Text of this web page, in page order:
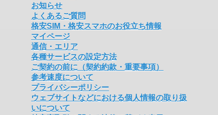
お知らせ
よくあるご質問
格安SIM・格安スマホのお役立ち情報
マイページ
通信・エリア
各種サービスの設定方法
ご契約の前に（契約約款・重要事項）
参考速度について
プライバシーポリシー
ウェブサイトなどにおける個人情報の取り扱
いについて